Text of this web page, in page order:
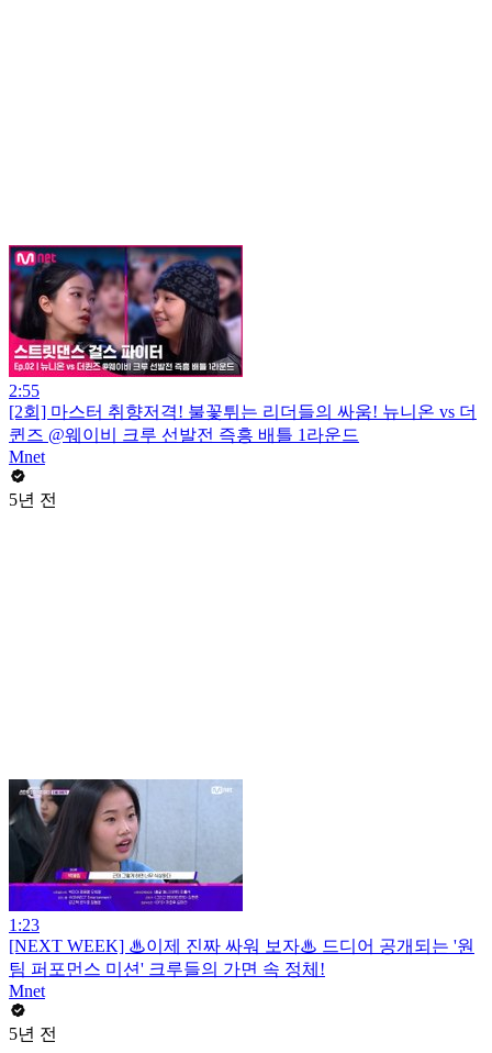
2:55
[2회] 마스터 취향저격! 불꽃튀는 리더들의 싸움! 뉴니온 vs 더
퀸즈 @웨이비 크루 선발전 즉흥 배틀 1라운드
Mnet
5년 전
1:23
[NEXT WEEK] ♨이제 진짜 싸워 보자♨ 드디어 공개되는 '원
팀 퍼포먼스 미션' 크루들의 가면 속 정체!
Mnet
5년 전